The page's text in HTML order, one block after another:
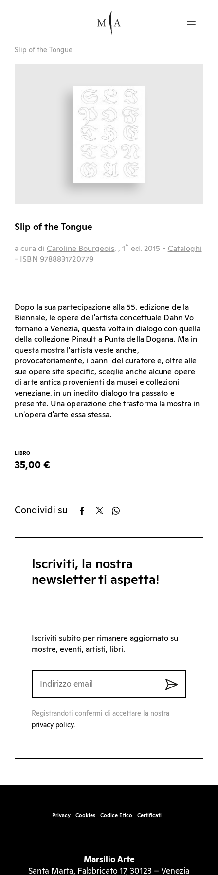
Slip of the Tongue
Slip of the Tongue
a cura di Caroline Bourgeois, , 1^ ed. 2015 - Cataloghi
- ISBN 9788831720779
Dopo la sua partecipazione alla 55. edizione della
Biennale, le opere dell'artista concettuale Dahn Vo
tornano a Venezia, questa volta in dialogo con quella
della collezione Pinault a Punta della Dogana. Ma in
questa mostra l'artista veste anche,
provocatoriamente, i panni del curatore e, oltre alle
sue opere site specific, sceglie anche alcune opere
di arte antica provenienti da musei e collezioni
veneziane, in un inedito dialogo tra passato e
presente. Una operazione che trasforma la mostra in
un'opera d'arte essa stessa.
LIBRO
35,00 €
Condividi su
Iscriviti, la nostra
newsletter ti aspetta!
Iscriviti subito per rimanere aggiornato su
mostre, eventi, artisti, libri.
Registrandoti confermi di accettare la nostra
privacy policy.
Privacy Cookies Codice Etico Certificati
Marsilio Arte
Santa Marta, Fabbricato 17, 30123 – Venezia